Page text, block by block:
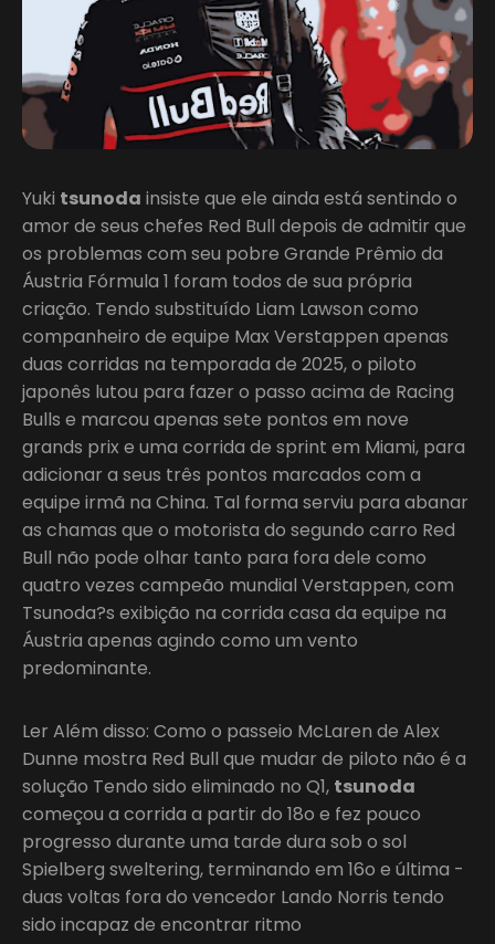
Yuki tsunoda insiste que ele ainda está sentindo o
amor de seus chefes Red Bull depois de admitir que
os problemas com seu pobre Grande Prêmio da
Áustria Fórmula 1 foram todos de sua própria
criação. Tendo substituído Liam Lawson como
companheiro de equipe Max Verstappen apenas
duas corridas na temporada de 2025, o piloto
japonês lutou para fazer o passo acima de Racing
Bulls e marcou apenas sete pontos em nove
grands prix e uma corrida de sprint em Miami, para
adicionar a seus três pontos marcados com a
equipe irmã na China. Tal forma serviu para abanar
as chamas que o motorista do segundo carro Red
Bull não pode olhar tanto para fora dele como
quatro vezes campeão mundial Verstappen, com
Tsunoda?s exibição na corrida casa da equipe na
Áustria apenas agindo como um vento
predominante.
Ler Além disso: Como o passeio McLaren de Alex
Dunne mostra Red Bull que mudar de piloto não é a
solução Tendo sido eliminado no Q1, tsunoda
começou a corrida a partir do 18o e fez pouco
progresso durante uma tarde dura sob o sol
Spielberg sweltering, terminando em 16o e última -
duas voltas fora do vencedor Lando Norris tendo
sido incapaz de encontrar ritmo